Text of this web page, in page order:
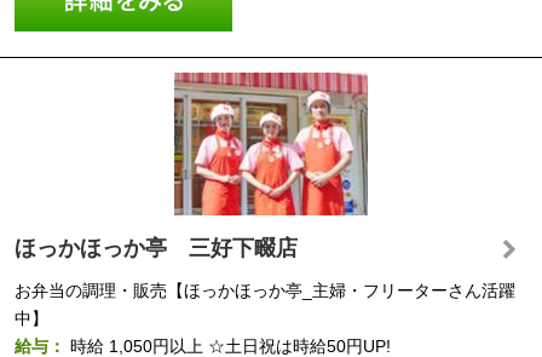
ほっかほっか亭 三好下畷店
お弁当の調理・販売【ほっかほっか亭_主婦・フリーターさん活躍
中】
給与： 時給 1,050円以上 ☆土日祝は時給50円UP!